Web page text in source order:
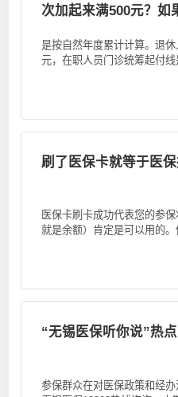
次加起来满500元？如
积？
是按自然年度累计计算。退
元，在职人员门诊统筹起付线
刷了医保卡就等于医
医保卡刷卡成功代表您的参
就是余额）肯定是可以用的
“无锡医保听你说”热
参保群众在对医保政策和经